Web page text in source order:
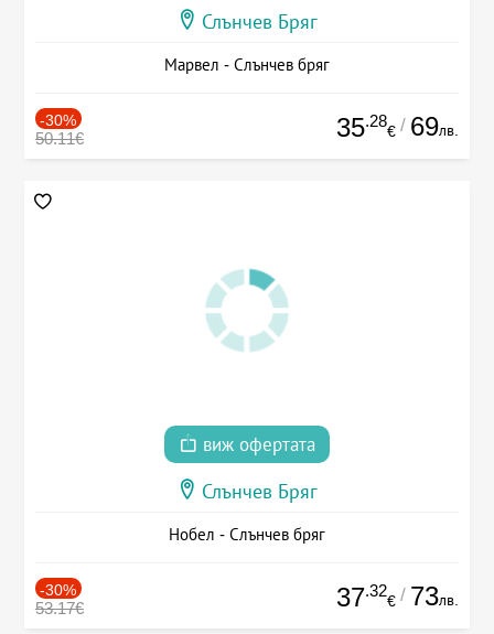
Слънчев Бряг
Марвел - Слънчев бряг
-30%
50.11€ 35.28
€ / 69лв.
виж офертата
Слънчев Бряг
Нобел - Слънчев бряг
-30%
53.17€ 37.32
€ / 73лв.